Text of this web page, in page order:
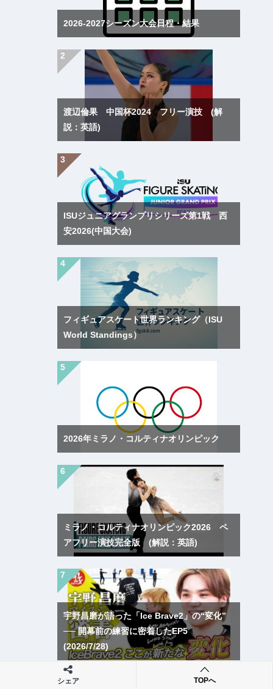
2026-2027シーズン大会日程・結果
渡辺倫果 中国杯2024 フリー演技 (解
説：英語)
ISUジュニアグランプリシリーズ第1戦 西
安2026(中国大会)
フィギュアスケート世界ランキング（ISU
World Standings）
2026年ミラノ・コルティナオリンピック
ミラノ・コルティナオリンピック2026 ペ
アフリー演技完全版 (解説：英語)
宇野昌磨が語った「Ice Brave2」の“変化”
── 開幕前の練習に密着したEP5
(2026/7/28)
シェア TOPへ